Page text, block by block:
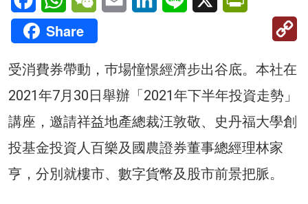
Share
受消費券帶動，巿場憧憬經濟步出谷底。本社在
2021年7月30日舉辦「2021年下半年投資走勢」
講座，邀請祥益地產總裁汪敦敬、史丹福大學創
投基金投資人百樂及國農證券董事總經理林家
亨，分別就樓市、數字貨幣及股市前景把脈。